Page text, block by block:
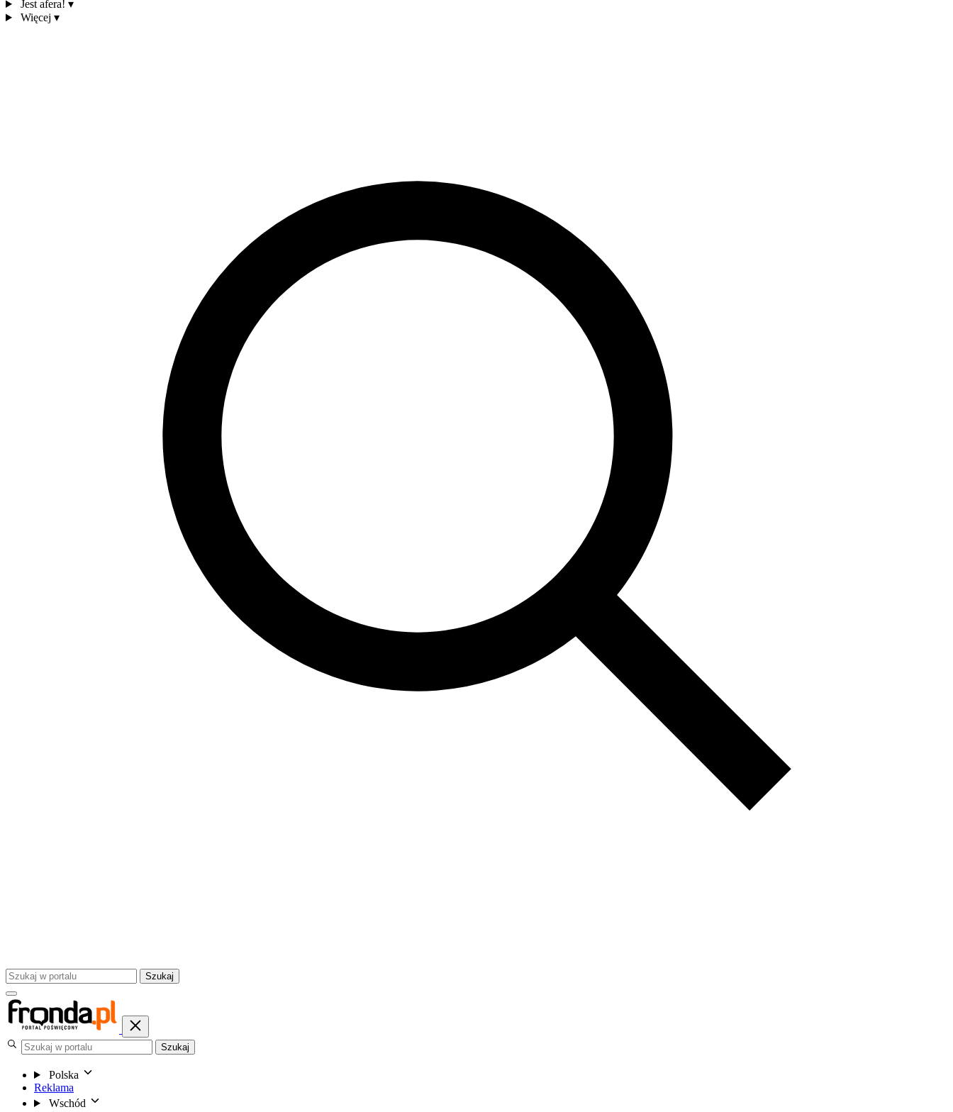
Jest afera! ▾
Więcej ▾
Szukaj
Szukaj
Polska
Reklama
Wschód